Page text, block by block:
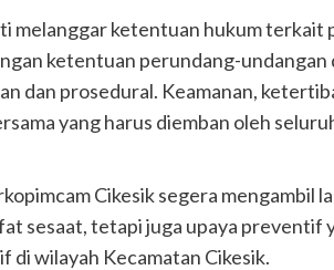
melanggar ketentuan hukum terkait
ketentuan perundang-undangan
dan prosedural. Keamanan,
yang harus diemban oleh
Cikesik segera mengambil
sesaat, tetapi juga upaya preventif
di wilayah Kecamatan Cikesik.